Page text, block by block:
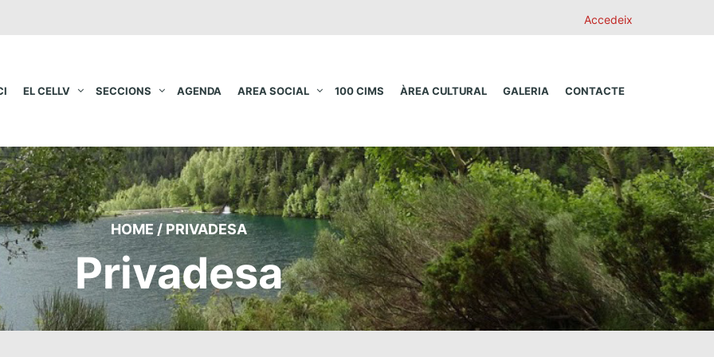
Accedeix
EL CELLV SECCIONS AGENDA AREA SOCIAL 100 CIMS ÀREA CULTURAL GALERIA CONTACTE
HOME / PRIVADESA
Privadesa